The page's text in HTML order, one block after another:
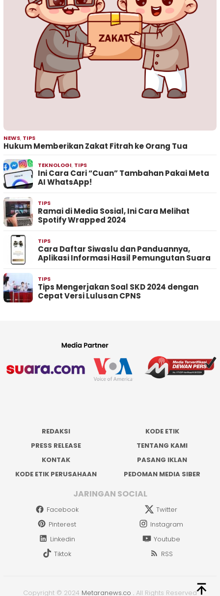
NEWS, TIPS
Hukum Memberikan Zakat Fitrah ke Orang Tua
TEKNOLOGI, TIPS
Ini Cara Cari “Cuan” Tambahan Pakai Meta
AI WhatsApp!
TIPS
Ramai di Media Sosial, Ini Cara Melihat
Spotify Wrapped 2024
TIPS
Cara Daftar Siwaslu dan Panduannya,
Aplikasi Informasi Hasil Pemungutan Suara
TIPS
Tips Mengerjakan Soal SKD 2024 dengan
Cepat Versi Lulusan CPNS
REDAKSI
KODE ETIK
PRESS RELEASE
TENTANG KAMI
KONTAK
PASANG IKLAN
KODE ETIK PERUSAHAAN
PEDOMAN MEDIA SIBER
JARINGAN SOCIAL
Facebook
Twitter
Pinterest
Instagram
Linkedin
Youtube
Tiktok
RSS
Copyright © 2024 Metaranews.co . All Rights Reserved